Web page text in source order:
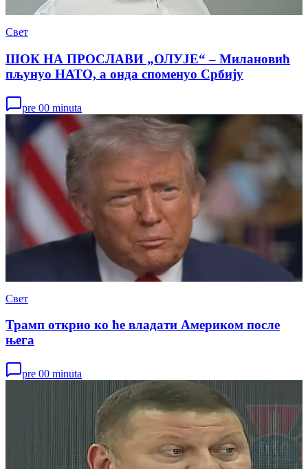
Свет
ШОК НА ПРОСЛАВИ „ОЛУЈЕ“ – Милановић
пљунуо НАТО, а онда споменуо Србију
pre 00 minuta
Свет
Трамп открио ко ће владати Америком после
њега
pre 00 minuta